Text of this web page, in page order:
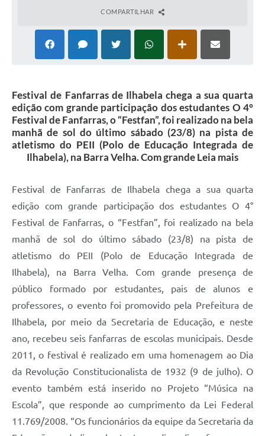
COMPARTILHAR
Festival de Fanfarras de Ilhabela chega a sua quarta
edição com grande participação dos estudantes O 4°
Festival de Fanfarras, o “Festfan”, foi realizado na bela
manhã de sol do último sábado (23/8) na pista de
atletismo do PEII (Polo de Educação Integrada de
Ilhabela), na Barra Velha. Com grande Leia mais
Festival de Fanfarras de Ilhabela chega a sua quarta
edição com grande participação dos estudantes O 4°
Festival de Fanfarras, o “Festfan”, foi realizado na bela
manhã de sol do último sábado (23/8) na pista de
atletismo do PEII (Polo de Educação Integrada de
Ilhabela), na Barra Velha. Com grande presença de
público formado por estudantes, pais de alunos e
professores, o evento foi promovido pela Prefeitura de
Ilhabela, por meio da Secretaria de Educação, e neste
ano, recebeu seis fanfarras de escolas municipais. Desde
2011, o festival é realizado em uma homenagem ao Dia
da Revolução Constitucionalista de 1932 (9 de julho). O
evento também está inserido no Projeto “Música na
Escola”, que responde ao cumprimento da Lei Federal
11.769/2008. “Os funcionários da equipe da Secretaria da